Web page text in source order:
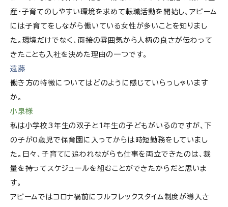
産・子育てのしやすい環境を求めて転職活動を開始し、アビーム
には子育てをしながら働いている女性が多いことを知りまし
た。環境だけでなく、面接の雰囲気から人柄の良さが伝わって
きたことも入社を決めた理由の一つです。
遠藤
働き方の特徴についてはどのように感じていらっしゃいます
か。
小泉様
私は小学校3年生の双子と1年生の子どもがいるのですが、下
の子が0歳児で保育園に入ってからは時短勤務をしていまし
た。日々、子育てに追われながらも仕事を両立できたのは、裁
量を持ってスケジュールを組むことができたからだと思いま
す。
アビームではコロナ禍前にフルフレックスタイム制度が導入さ